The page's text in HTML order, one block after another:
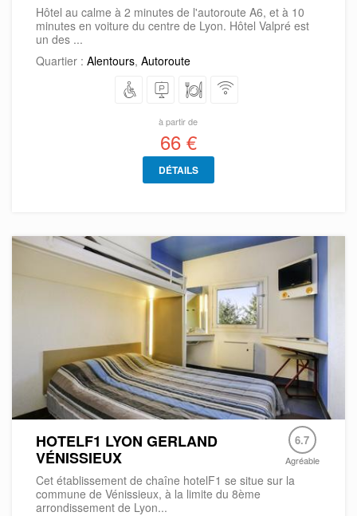
Hôtel au calme à 2 minutes de l'autoroute A6, et à 10
minutes en voiture du centre de Lyon. Hôtel Valpré est
un des ...
Quartier : Alentours, Autoroute
à partir de
66 €
DÉTAILS
HOTELF1 LYON GERLAND
VÉNISSIEUX
6.7
Agréable
Cet établissement de chaîne hotelF1 se situe sur la
commune de Vénissieux, à la limite du 8ème
arrondissement de Lyon...